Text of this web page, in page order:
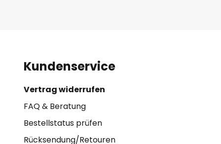
Kundenservice
Vertrag widerrufen
FAQ & Beratung
Bestellstatus prüfen
Rücksendung/Retouren